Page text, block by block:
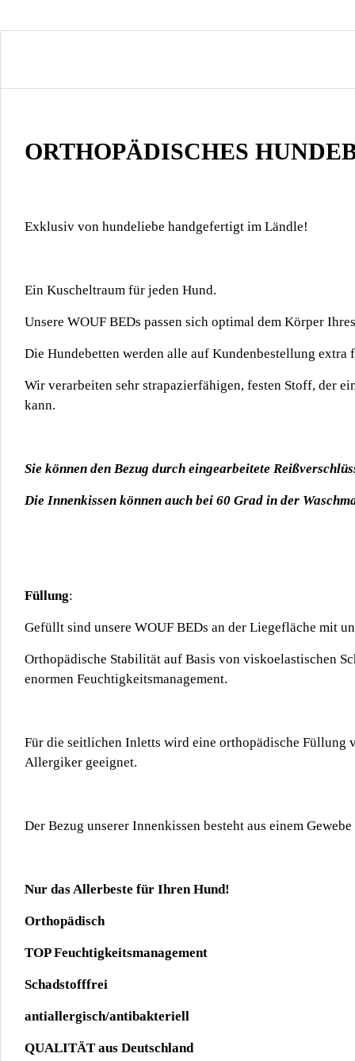
ORTHOPÄDISCHES
Exklusiv von hundeliebe handgefertigt im Ländle!
Ein Kuscheltraum für jeden Hund.
Unsere WOUF BEDs passen sich optimal dem Körper
Die Hundebetten werden alle auf Kundenbestellung
Wir verarbeiten sehr strapazierfähigen, festen Stoff, der
kann.
Sie können den Bezug durch eingearbeitete
Die Innenkissen können auch bei 60 Grad in der
Füllung:
Gefüllt sind unsere WOUF BEDs an der Liegefläche mit
Orthopädische Stabilität auf Basis von viskoelastischen
enormen Feuchtigkeitsmanagement.
Für die seitlichen Inletts wird eine orthopädische
Allergiker geeignet.
Der Bezug unserer Innenkissen besteht aus einem
Nur das Allerbeste für Ihren Hund!
Orthopädisch
TOP Feuchtigkeitsmanagement
Schadstofffrei
antiallergisch/antibakteriell
QUALITÄT aus Deutschland